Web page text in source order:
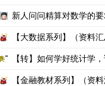
新人问问精算对数学的要
【大数据系列】（资料
【转】如何学好统计学
【金融教材系列】（资